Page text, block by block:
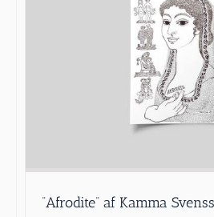
”Afrodite” af Kamma